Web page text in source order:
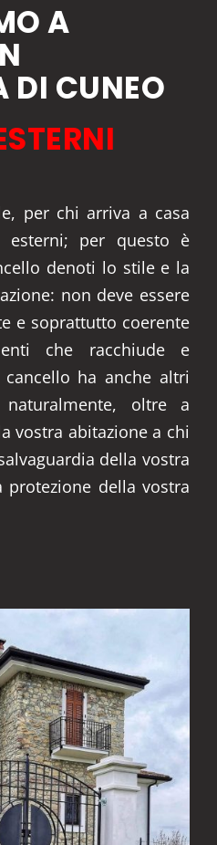
A
DI CUNEO
per chi arriva a casa
esterni; per questo è
denoti lo stile e la
non deve essere
e soprattutto coerente
che racchiude e
ha anche altri
oltre a
vostra abitazione a chi
della vostra
della vostra